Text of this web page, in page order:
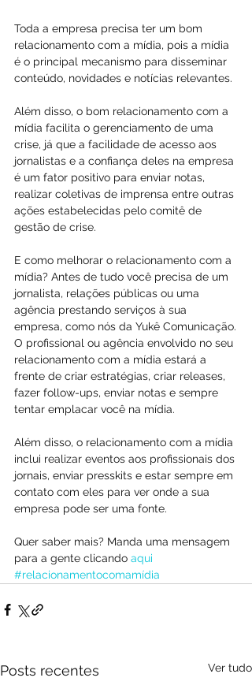
Toda a empresa precisa ter um bom
relacionamento com a mídia, pois a mídia
é o principal mecanismo para disseminar
conteúdo, novidades e notícias relevantes.
Além disso, o bom relacionamento com a
mídia facilita o gerenciamento de uma
crise, já que a facilidade de acesso aos
jornalistas e a confiança deles na empresa
é um fator positivo para enviar notas,
realizar coletivas de imprensa entre outras
ações estabelecidas pelo comitê de
gestão de crise.
E como melhorar o relacionamento com a
mídia? Antes de tudo você precisa de um
jornalista, relações públicas ou uma
agência prestando serviços à sua
empresa, como nós da Yukê Comunicação.
O profissional ou agência envolvido no seu
relacionamento com a mídia estará a
frente de criar estratégias, criar releases,
fazer follow-ups, enviar notas e sempre
tentar emplacar você na mídia.
Além disso, o relacionamento com a mídia
inclui realizar eventos aos profissionais dos
jornais, enviar presskits e estar sempre em
contato com eles para ver onde a sua
empresa pode ser uma fonte.
Quer saber mais? Manda uma mensagem
para a gente clicando aqui
#relacionamentocomamídia
Posts recentes Ver tudo